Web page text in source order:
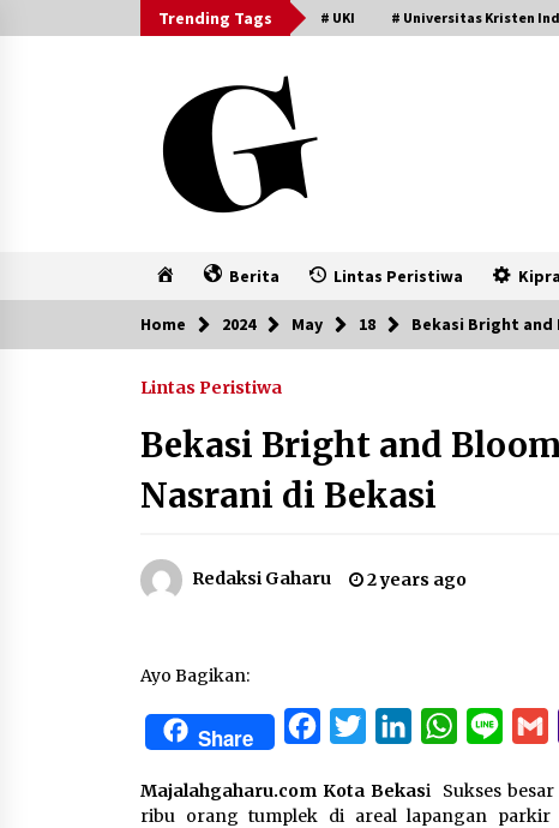
to
Trending Tags # UKI # Universitas Kristen
Home Berita Lintas Peristiwa
Home 2024 May 18 Bekasi Bright and
Lintas Peristiwa
Bekasi Bright and
Nasrani di Bekasi
Redaksi Gaharu 2 years ago
Ayo Bagikan:
Share FacebookTwitterLinkedInWhatsApp
Line
Majalahgaharu.com Kota Bekasi Sukses
ribu orang tumplek di areal lapangan parkir